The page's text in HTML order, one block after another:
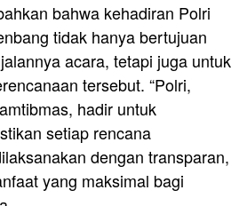
bahwa kehadiran Polri
tidak hanya bertujuan
acara, tetapi juga untuk
tersebut. “Polri,
hadir untuk
setiap rencana
dengan transparan,
yang maksimal bagi